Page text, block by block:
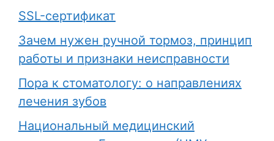
SSL-сертификат
Зачем нужен ручной тормоз, принцип
работы и признаки неисправности
Пора к стоматологу: о направлениях
лечения зубов
Национальный медицинский